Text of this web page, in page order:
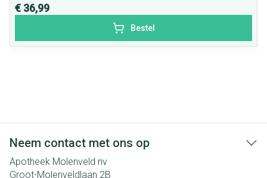
€ 36,99
Bestel
Neem contact met ons op
Apotheek Molenveld nv
Groot-Molenveldlaan 2B